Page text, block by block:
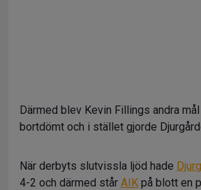
Därmed blev Kevin Fillings andra
bortdömt och i stället gjorde
När derbyts slutvissla ljöd hade
4-2 och därmed står AIK på blott en